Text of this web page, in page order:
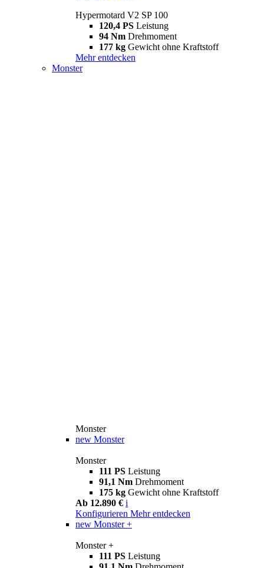
Hypermotard V2 SP 100
120,4 PS Leistung
94 Nm Drehmoment
177 kg Gewicht ohne Kraftstoff
Mehr entdecken
Monster
Monster
new Monster
Monster
111 PS Leistung
91,1 Nm Drehmoment
175 kg Gewicht ohne Kraftstoff
Ab 12.890 € i
Konfigurieren Mehr entdecken
new Monster +
Monster +
111 PS Leistung